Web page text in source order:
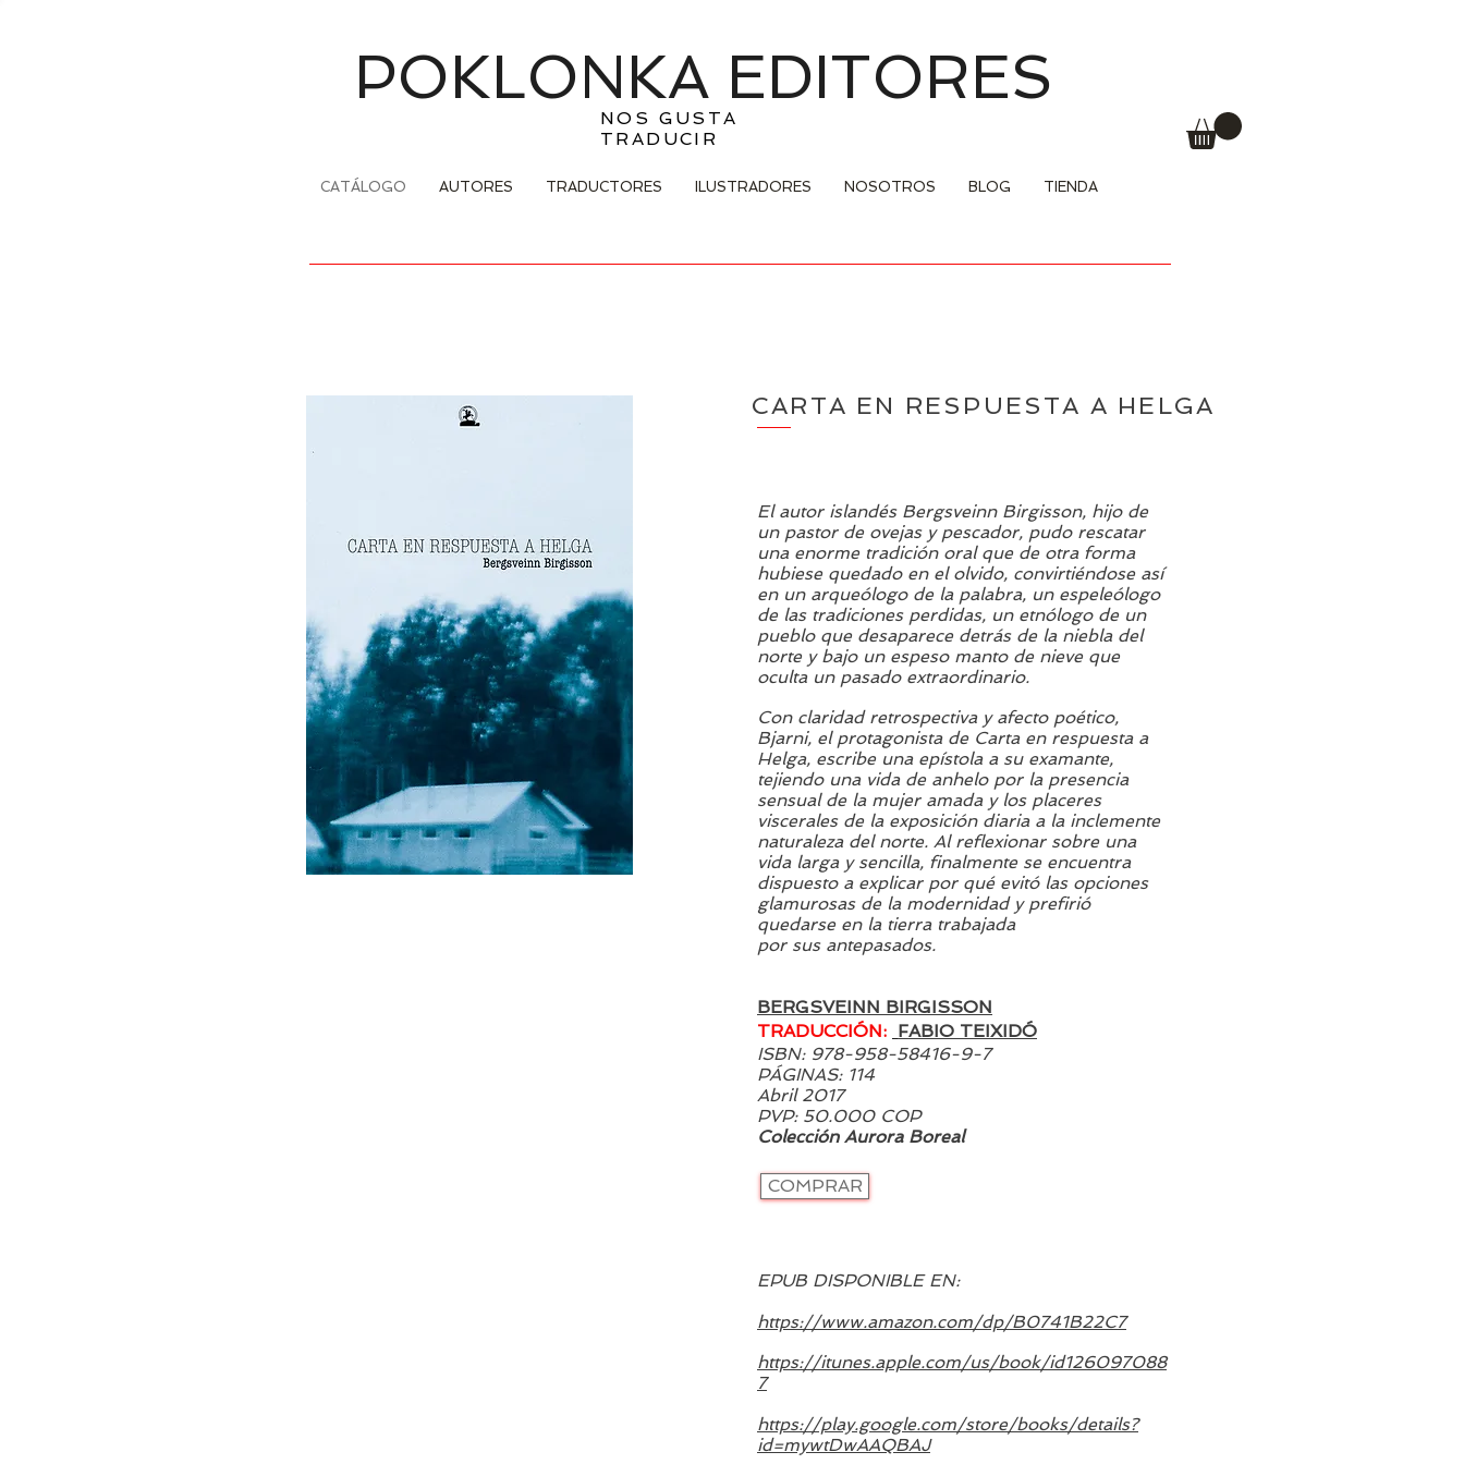
POKLONKA EDITORES
NOS GUSTA
TRADUCIR
CATÁLOGO AUTORES TRADUCTORES ILUSTRADORES NOSOTROS BLOG TIENDA
CARTA EN RESPUESTA A HELGA
El autor islandés Bergsveinn Birgisson, hijo de
un pastor de ovejas y pescador, pudo rescatar
una enorme tradición oral que de otra forma
hubiese quedado en el olvido, convirtiéndose así
en un arqueólogo de la palabra, un espeleólogo
de las tradiciones perdidas, un etnólogo de un
pueblo que desaparece detrás de la niebla del
norte y bajo un espeso manto de nieve que
oculta un pasado extraordinario.
Con claridad retrospectiva y afecto poético,
Bjarni, el protagonista de Carta en respuesta a
Helga, escribe una epístola a su examante,
tejiendo una vida de anhelo por la presencia
sensual de la mujer amada y los placeres
viscerales de la exposición diaria a la inclemente
naturaleza del norte. Al reflexionar sobre una
vida larga y sencilla, finalmente se encuentra
dispuesto a explicar por qué evitó las opciones
glamurosas de la modernidad y prefirió
quedarse en la tierra trabajada
por sus antepasados.
BERGSVEINN BIRGISSON
TRADUCCIÓN: FABIO TEIXIDÓ
ISBN: 978-958-58416-9-7
PÁGINAS: 114
Abril 2017
PVP: 50.000 COP
Colección Aurora Boreal
COMPRAR
EPUB DISPONIBLE EN:
https://www.amazon.com/dp/B0741B22C7
https://itunes.apple.com/us/book/id126097088
7
https://play.google.com/store/books/details?
id=mywtDwAAQBAJ